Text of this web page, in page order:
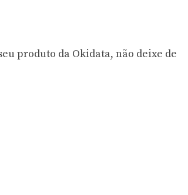
produto da Okidata, não deixe de